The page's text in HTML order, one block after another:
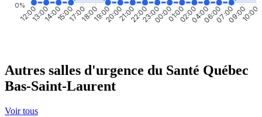
0%
12:0013:0014:0015:0017:0018:0019:0020:0021:0022:0023:0000:0001:0002:0004:0006:0007:0009:0010:00
Autres salles d'urgence du Santé Québec
Bas-Saint-Laurent
Voir tous